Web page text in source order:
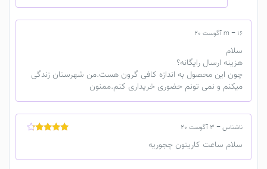
m – 16 آگوست 20
سلام
هزینه ارسال رایگانه؟
چون این محصول به اندازه کافی گرون هست.من شهرستان زندگی
میکنم و نمی تونم حضوری خریداری کنم.ممنون
ناشناس– 3 آگوست 20
سلام ساعت كاريتون چجوريه